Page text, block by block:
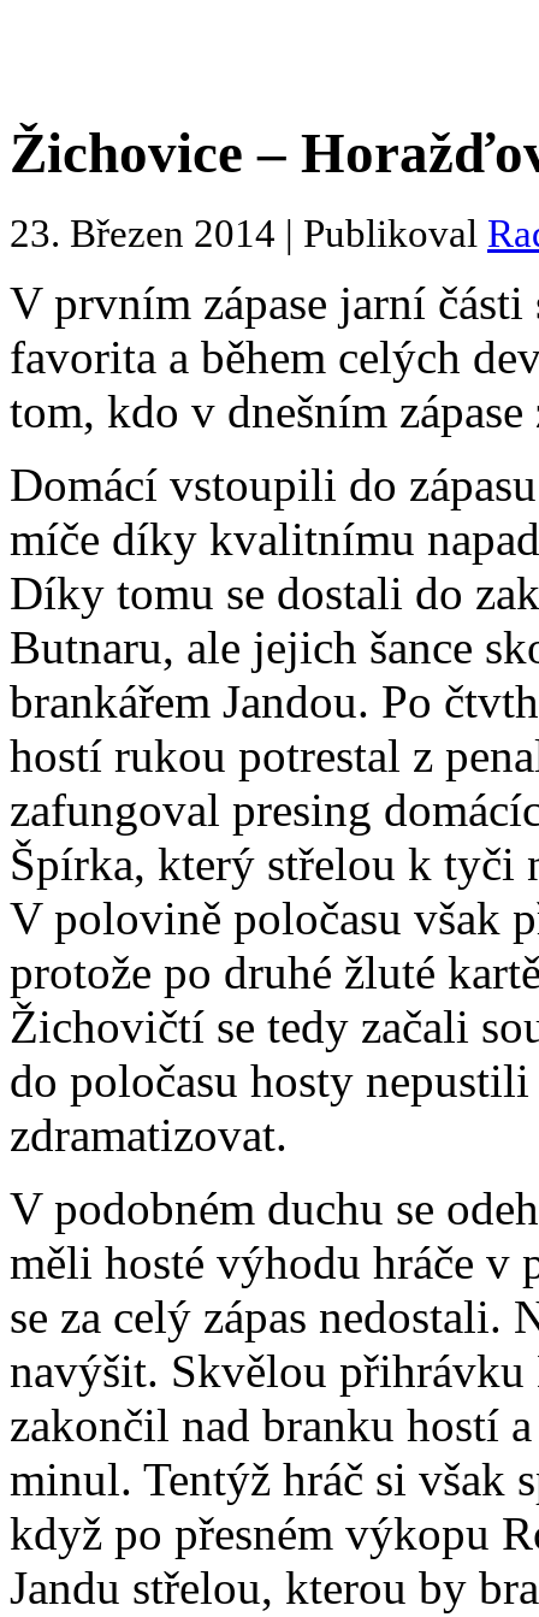
Žichovice –
23. Březen 2014 | Publikoval
V prvním zápase jarní
favorita a během celých
tom, kdo v dnešním
Domácí vstoupili do
míče díky kvalitnímu
Díky tomu se dostali do
Butnaru, ale jejich šance
brankářem Jandou. Po
hostí rukou potrestal z
zafungoval presing
Špírka, který střelou k tyči
V polovině poločasu však
protože po druhé žluté
Žichovičtí se tedy začali
do poločasu hosty
zdramatizovat.
V podobném duchu se
měli hosté výhodu hráče
se za celý zápas nedostali.
navýšit. Skvělou přihrávku
zakončil nad branku hostí
minul. Tentýž hráč si však
když po přesném výkopu
Jandu střelou, kterou by